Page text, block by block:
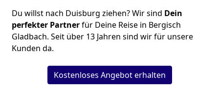
Du willst nach Duisburg ziehen? Wir sind Dein
perfekter Partnerfür Deine Reise in Bergisch
Gladbach. Seit über 13 Jahren sind wir für unsere
Kunden da.
Kostenloses Angebot erhalten